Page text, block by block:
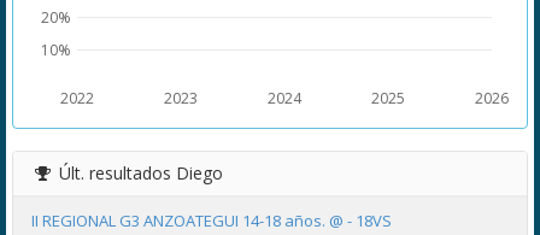
2022 2023 2024 2025 2026
10%
20%
Últ. resultados Diego
II REGIONAL G3 ANZOATEGUI 14-18 años. @ - 18VS